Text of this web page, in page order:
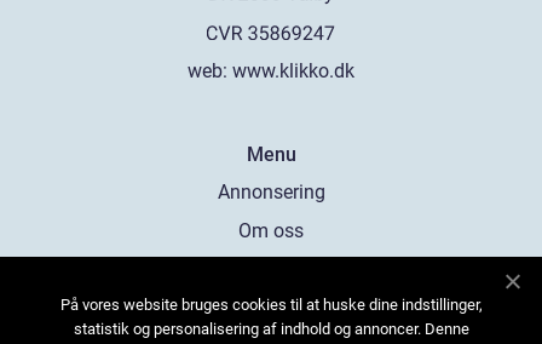
web: www.klikko.dk
Menu
Annonsering
Om oss
Kontakta oss
På vores website bruges cookies til at huske dine indstillinger,
statistik og personalisering af indhold og annoncer. Denne